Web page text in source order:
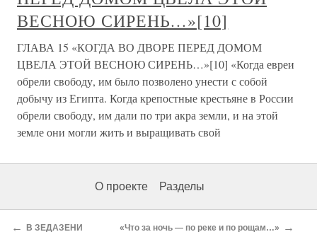
ВЕСНОЮ СИРЕНЬ…»[10]
ГЛАВА 15 «КОГДА ВО ДВОРЕ ПЕРЕД ДОМОМ
ЦВЕЛА ЭТОЙ ВЕСНОЮ СИРЕНЬ…»[10] «Когда евреи
обрели свободу, им было позволено унести с собой
добычу из Египта. Когда крепостные крестьяне в России
обрели свободу, им дали по три акра земли, и на этой
земле они могли жить и выращивать свой
О проекте Разделы
← В ЗЕДАЗЕНИ «Что за ночь — по реке и по рощам…» →